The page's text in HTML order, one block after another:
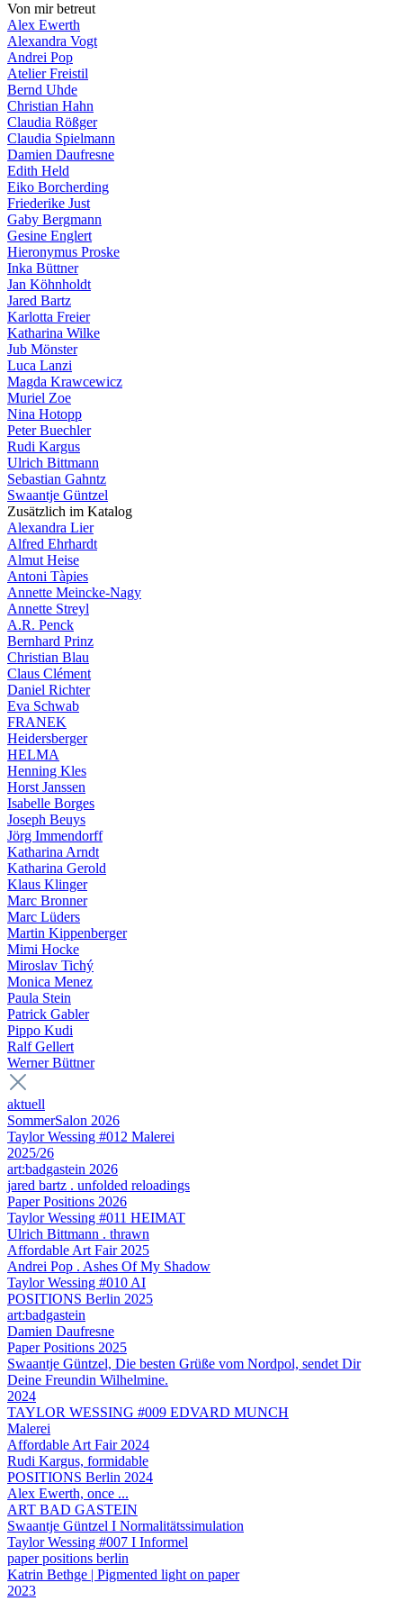
Von mir betreut
Alex Ewerth
Alexandra Vogt
Andrei Pop
Atelier Freistil
Bernd Uhde
Christian Hahn
Claudia Rößger
Claudia Spielmann
Damien Daufresne
Edith Held
Eiko Borcherding
Friederike Just
Gaby Bergmann
Gesine Englert
Hieronymus Proske
Inka Büttner
Jan Köhnholdt
Jared Bartz
Karlotta Freier
Katharina Wilke
Jub Mönster
Luca Lanzi
Magda Krawcewicz
Muriel Zoe
Nina Hotopp
Peter Buechler
Rudi Kargus
Ulrich Bittmann
Sebastian Gahntz
Swaantje Güntzel
Zusätzlich im Katalog
Alexandra Lier
Alfred Ehrhardt
Almut Heise
Antoni Tàpies
Annette Meincke-Nagy
Annette Streyl
A.R. Penck
Bernhard Prinz
Christian Blau
Claus Clément
Daniel Richter
Eva Schwab
FRANEK
Heidersberger
HELMA
Henning Kles
Horst Janssen
Isabelle Borges
Joseph Beuys
Jörg Immendorff
Katharina Arndt
Katharina Gerold
Klaus Klinger
Marc Bronner
Marc Lüders
Martin Kippenberger
Mimi Hocke
Miroslav Tichý
Monica Menez
Paula Stein
Patrick Gabler
Pippo Kudi
Ralf Gellert
Werner Büttner
aktuell
SommerSalon 2026
Taylor Wessing #012 Malerei
2025/26
art:badgastein 2026
jared bartz . unfolded reloadings
Paper Positions 2026
Taylor Wessing #011 HEIMAT
Ulrich Bittmann . thrawn
Affordable Art Fair 2025
Andrei Pop . Ashes Of My Shadow
Taylor Wessing #010 AI
POSITIONS Berlin 2025
art:badgastein
Damien Daufresne
Paper Positions 2025
Swaantje Güntzel, Die besten Grüße vom Nordpol, sendet Dir
Deine Freundin Wilhelmine.
2024
TAYLOR WESSING #009 EDVARD MUNCH
Malerei
Affordable Art Fair 2024
Rudi Kargus, formidable
POSITIONS Berlin 2024
Alex Ewerth, once ...
ART BAD GASTEIN
Swaantje Güntzel I Normalitätssimulation
Taylor Wessing #007 I Informel
paper positions berlin
Katrin Bethge | Pigmented light on paper
2023